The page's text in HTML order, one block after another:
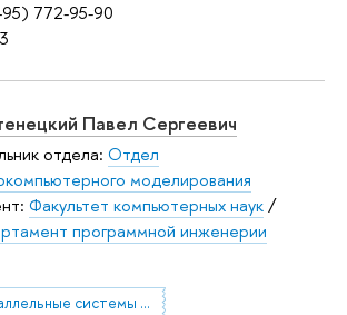
772-95-90
Павел Сергеевич
отдела: Отдел
моделирования
Факультет компьютерных наук/
программной инженерии
Параллельные системы баз данных